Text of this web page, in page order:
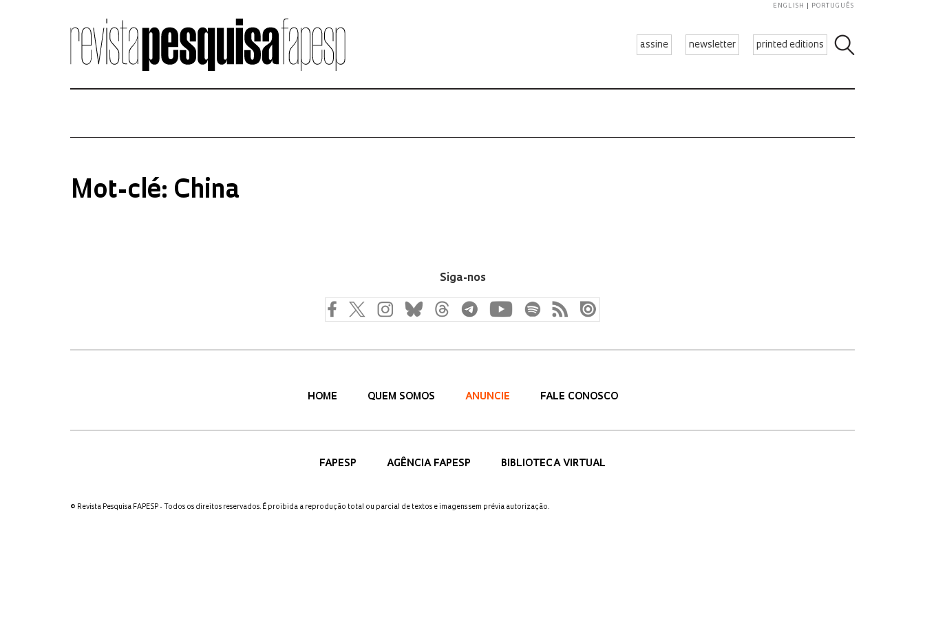
assine newsletter printed editions
ENGLISH PORTUGUÊS
Mot-clé: China
Siga-nos
HOME QUEM SOMOS ANUNCIE FALE CONOSCO
FAPESP AGÊNCIA FAPESP BIBLIOTECA VIRTUAL
© Revista Pesquisa FAPESP - Todos os direitos reservados. É proibida a reprodução total ou parcial de textos e imagens sem prévia autorização.